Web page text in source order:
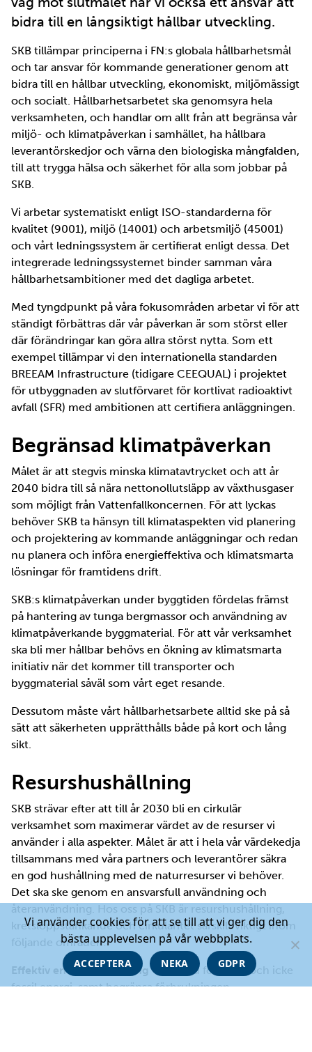
bidra till en långsiktigt hållbar utveckling.
SKB tillämpar principerna i FN:s globala hållbarhetsmål
och tar ansvar för kommande generationer genom att
bidra till en hållbar utveckling, ekonomiskt, miljömässigt
och socialt. Hållbarhetsarbetet ska genomsyra hela
verksamheten, och handlar om allt från att begränsa vår
miljö- och klimatpåverkan i samhället, ha hållbara
leverantörskedjor och värna den biologiska mångfalden,
till att trygga hälsa och säkerhet för alla som jobbar på
SKB.
Vi arbetar systematiskt enligt ISO-standarderna för
kvalitet (9001), miljö (14001) och arbetsmiljö (45001)
och vårt ledningssystem är certifierat enligt dessa. Det
integrerade ledningssystemet binder samman våra
hållbarhetsambitioner med det dagliga arbetet.
Med tyngdpunkt på våra fokusområden arbetar vi för att
ständigt förbättras där vår påverkan är som störst eller
där förändringar kan göra allra störst nytta. Som ett
exempel tillämpar vi den internationella standarden
BREEAM Infrastructure (tidigare CEEQUAL) i projektet
för utbyggnaden av slutförvaret för kortlivat radioaktivt
avfall (SFR) med ambitionen att certifiera anläggningen.
Begränsad klimatpåverkan
Målet är att stegvis minska klimatavtrycket och att år
2040 bidra till så nära nettonollutsläpp av växthusgaser
som möjligt från Vattenfallkoncernen. För att lyckas
behöver SKB ta hänsyn till klimataspekten vid planering
och projektering av kommande anläggningar och redan
nu planera och införa energieffektiva och klimatsmarta
lösningar för framtidens drift.
SKB:s klimatpåverkan under byggtiden fördelas främst
på hantering av tunga bergmassor och användning av
klimatpåverkande byggmaterial. För att vår verksamhet
ska bli mer hållbar behövs en ökning av klimatsmarta
initiativ när det kommer till transporter och
byggmaterial såväl som vårt eget resande.
Dessutom måste vårt hållbarhetsarbete alltid ske på så
sätt att säkerheten upprätthålls både på kort och lång
sikt.
Resurshushållning
SKB strävar efter att till år 2030 bli en cirkulär
verksamhet som maximerar värdet av de resurser vi
använder i alla aspekter. Målet är att i hela vår värdekedja
tillsammans med våra partners och leverantörer säkra
en god hushållning med de naturresurser vi behöver.
Det ska ske genom en ansvarsfull användning och
återanvändning. Hos oss på SKB är resurshushållning,
kretsloppstänkande och cirkularitet särskilt viktigt inom
följande områden:
Effektiv energianvändning– använd förnybar och icke
fossil energi, samt begränsa förbrukningen.
Vi använder cookies för att se till att vi ger dig den
bästa upplevelsen på vår webbplats.
ACCEPTERA NEKA GDPR